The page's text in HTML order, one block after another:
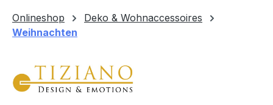
Onlineshop
Deko & Wohnaccessoires
Weihnachten